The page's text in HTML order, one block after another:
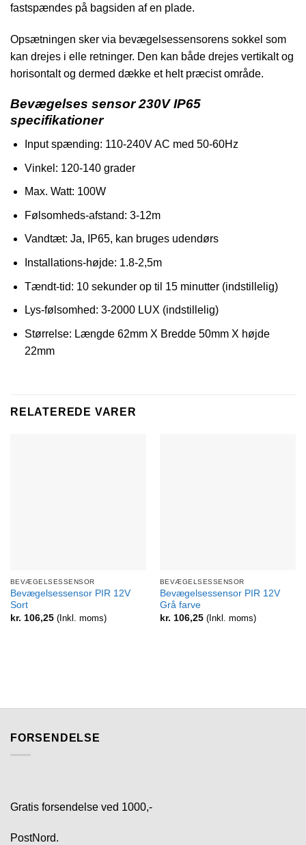
fastspændes på bagsiden af en plade.
Opsætningen sker via bevægelsessensorens sokkel som
kan drejes i elle retninger. Den kan både drejes vertikalt og
horisontalt og dermed dække et helt præcist område.
Bevægelses sensor 230V IP65
specifikationer
Input spænding: 110-240V AC med 50-60Hz
Vinkel: 120-140 grader
Max. Watt: 100W
Følsomheds-afstand: 3-12m
Vandtæt: Ja, IP65, kan bruges udendørs
Installations-højde: 1.8-2,5m
Tændt-tid: 10 sekunder op til 15 minutter (indstillelig)
Lys-følsomhed: 3-2000 LUX (indstillelig)
Størrelse: Længde 62mm X Bredde 50mm X højde
22mm
RELATEREDE VARER
BEVÆGELSESSENSOR
Bevægelsessensor PIR 12V
Sort
kr. 106,25(Inkl. moms)
BEVÆGELSESSENSOR
Bevægelsessensor PIR 12V
Grå farve
kr. 106,25(Inkl. moms)
FORSENDELSE
Gratis forsendelse ved 1000,-
PostNord.